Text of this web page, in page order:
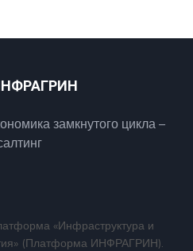
замкнутого цикла –
«Инфраструктура и
(Платформа ИНФРАГРИН).